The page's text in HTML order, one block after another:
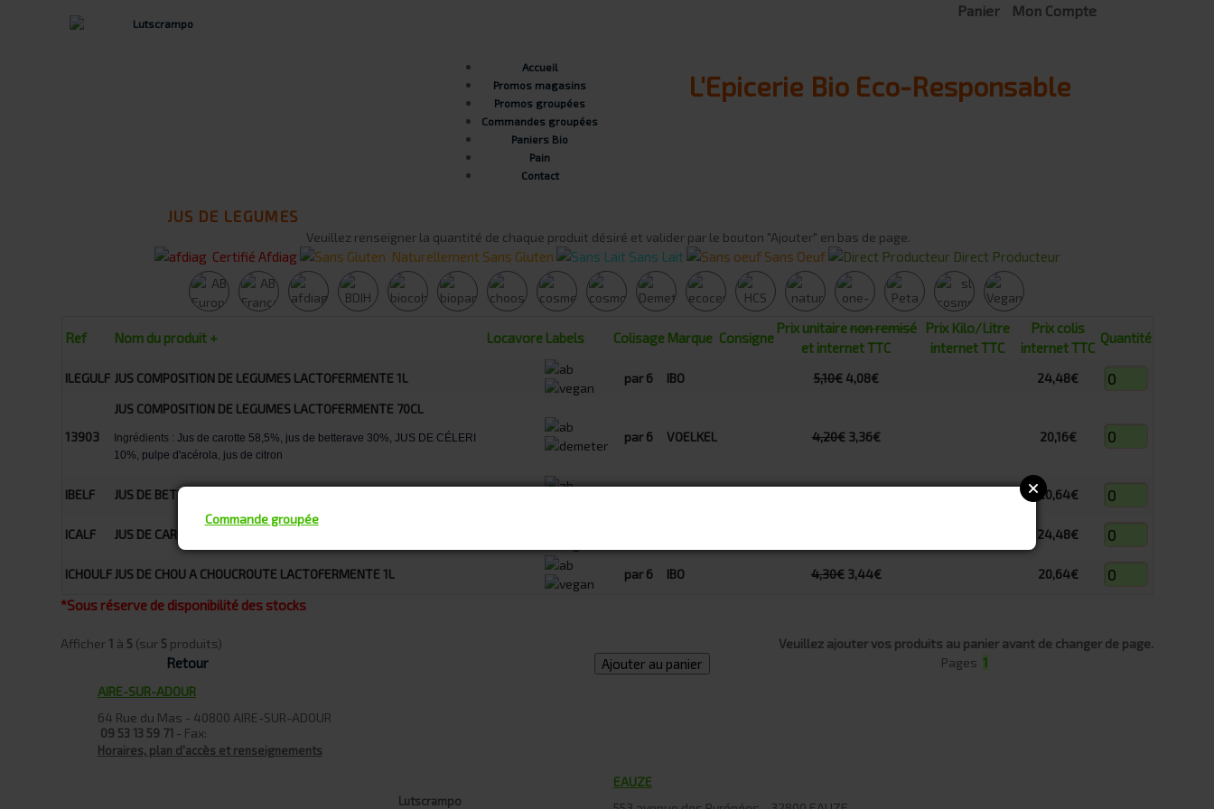
Panier Mon Compte
L'Epicerie Bio Eco-Responsable
Accueil
Promos magasins
Promos groupées
Commandes groupées
Paniers Bio
Pain
Contact
JUS DE LEGUMES
Veuillez renseigner la quantité de chaque produit désiré et valider par le bouton "Ajouter" en bas de page.
Certifié Afdiag Naturellement Sans Gluten Sans Lait Sans Oeuf Direct Producteur
Ref Nom du produit + Locavore Labels Colisage Marque Consigne
Prix unitairenon remisé
et internet TTC
Prix Kilo/Litre
internet TTC
Prix colis
internet TTC
Quantité
ILEGULF JUS COMPOSITION DE LEGUMES LACTOFERMENTE 1L par 6 IBO 5,10€ 4,08€ 24,48€
13903
JUS COMPOSITION DE LEGUMES LACTOFERMENTE 70CL
Ingrédients : Jus de carotte 58,5%, jus de betterave 30%, JUS DE CÉLERI
10%, pulpe d'acérola, jus de citron
par 6 VOELKEL 4,20€ 3,36€ 20,16€
IBELF JUS DE BETTERAVE ROUGE LACTOFERMENTE 1L 20,64€
ICALF JUS DE CAROTTE LACTOFERMENTE 1L 24,48€
ICHOULF JUS DE CHOU A CHOUCROUTE LACTOFERMENTE 1L par 6 IBO 4,30€ 3,44€ 20,64€
*Sous réserve de disponibilité des stocks
Veuillez ajouter vos produits au panier avant de changer de page.
Pages 1
Afficher 1 à 5 (sur 5 produits)
Ajouter au panier
Retour
AIRE-SUR-ADOUR
64 Rue du Mas - 40800 AIRE-SUR-ADOUR
09 53 13 59 71 - Fax:
Horaires, plan d'accès et renseignements
Lutscrampo
EAUZE
Commande groupée